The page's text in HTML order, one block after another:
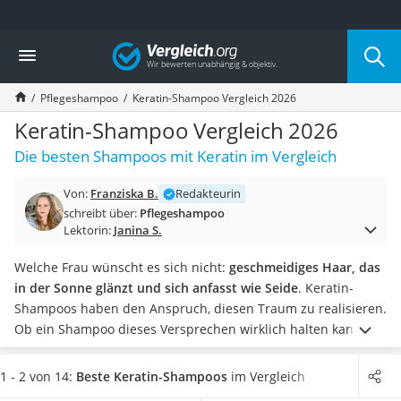
Die beliebtesten Vergleiche nach Kategorie
Drogerie
Inhalator
Haarschneider
Rollator
Braun Rasierer
Katzenklappe (Chip)
Masturbator
Massagepistole
Reisehaartrockner
Eiweißpulver
Magnesiumpräparat
Katzenklappe
Nackenmassagegerät
Zeckenschutz Katze
Vergleich
Pflegeshampoo Keratin-Shampoo Vergleich 2026
Keratin-Shampoo Vergleich 2026
Die besten Shampoos mit Keratin im Vergleich
Von: Franziska B.
Redakteurin
schreibt über: Pflegeshampoo
Lektorin: Janina S.
Welche Frau wünscht es sich nicht: geschmeidiges Haar, das
in der Sonne glänzt und sich anfasst wie Seide. Keratin-
Shampoos haben den Anspruch, diesen Traum zu realisieren.
Ob ein Shampoo dieses Versprechen wirklich halten kann,
hängt von der Keratin-Konzentration und von pflegenden
Zusatzstoffen ab. Wenn Sie wissen möchten,welche
1 - 2 von 14: Beste Keratin-Shampoos im Vergleich